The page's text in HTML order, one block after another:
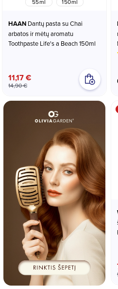
55ml 150ml
HAAN
arbatos ir mėtų aromatu
Toothpaste Life's a Beach 150ml
11,17 €
14,90 €